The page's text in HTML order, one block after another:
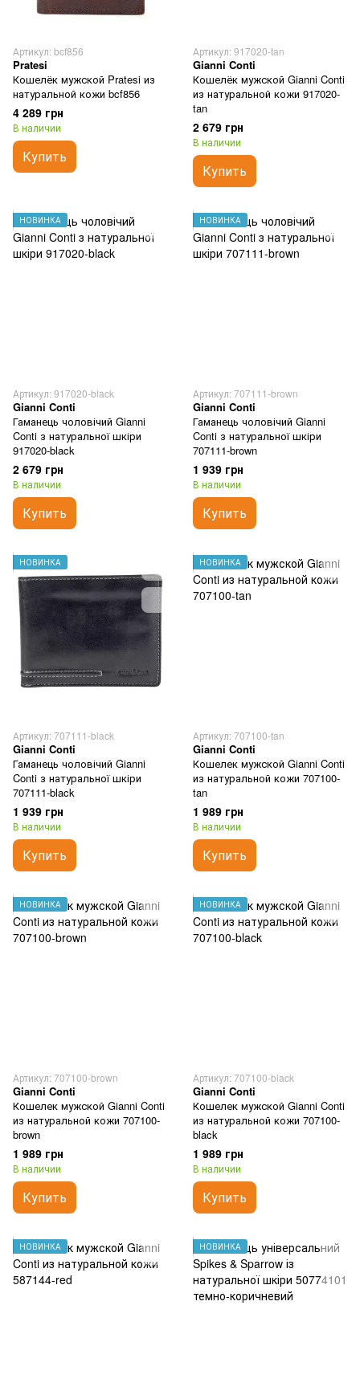
Артикул: bcf856
Pratesi
Кошелёк мужской Pratesi из
натуральной кожи bcf856
4 289 грн
В наличии
Купить
Артикул: 917020-tan
Gianni Conti
Кошелёк мужской Gianni Conti
из натуральной кожи 917020-
tan
2 679 грн
В наличии
Купить
НОВИНКА
Артикул: 917020-black
Gianni Conti
Гаманець чоловічий Gianni
Conti з натуральної шкіри
917020-black
2 679 грн
В наличии
Купить
НОВИНКА
Артикул: 707111-brown
Gianni Conti
Гаманець чоловічий Gianni
Conti з натуральної шкіри
707111-brown
1 939 грн
В наличии
Купить
НОВИНКА
Артикул: 707111-black
Gianni Conti
Гаманець чоловічий Gianni
Conti з натуральної шкіри
707111-black
1 939 грн
В наличии
Купить
НОВИНКА
Артикул: 707100-tan
Gianni Conti
Кошелек мужской Gianni Conti
из натуральной кожи 707100-
tan
1 989 грн
В наличии
Купить
НОВИНКА
Артикул: 707100-brown
Gianni Conti
Кошелек мужской Gianni Conti
из натуральной кожи 707100-
brown
1 989 грн
В наличии
Купить
НОВИНКА
Артикул: 707100-black
Gianni Conti
Кошелек мужской Gianni Conti
из натуральной кожи 707100-
black
1 989 грн
В наличии
Купить
НОВИНКА НОВИНКА